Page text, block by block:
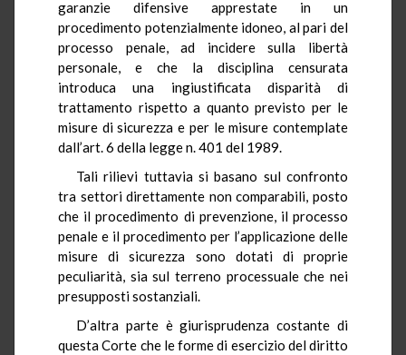
garanzie difensive apprestate in un
procedimento potenzialmente idoneo, al pari del
processo penale, ad incidere sulla libertà
personale, e che la disciplina censurata
introduca una ingiustificata disparità di
trattamento rispetto a quanto previsto per le
misure di sicurezza e per le misure contemplate
dall’art. 6 della legge n. 401 del 1989.
Tali rilievi tuttavia si basano sul confronto
tra settori direttamente non comparabili, posto
che il procedimento di prevenzione, il processo
penale e il procedimento per l’applicazione delle
misure di sicurezza sono dotati di proprie
peculiarità, sia sul terreno processuale che nei
presupposti sostanziali.
D’altra parte è giurisprudenza costante di
questa Corte che le forme di esercizio del diritto